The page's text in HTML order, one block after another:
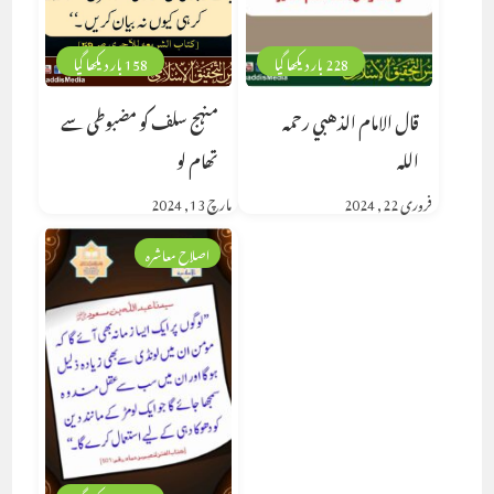
158 بار دیکھا گیا
منہج سلف کو مضبوطی سے
تھام لو
مارچ 13, 2024
228 بار دیکھا گیا
قال الامام الذهبي رحمه
الله
فروری 22, 2024
اصلاح معاشرہ